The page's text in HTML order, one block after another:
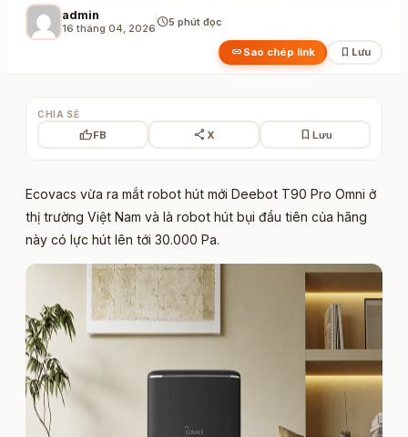
admin
16 tháng 04, 2026schedule5 phút đọc
link Sao chép link bookmark Lưu
CHIA SẺ
thumb_upFB share X bookmark Lưu
Ecovacs vừa ra mắt robot hút mới Deebot T90 Pro Omni ở
thị trường Việt Nam và là robot hút bụi đầu tiên của hãng
này có lực hút lên tới 30.000 Pa.